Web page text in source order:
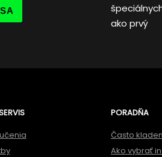
ako prvý
PORADŇA
Často
Ako vybrať